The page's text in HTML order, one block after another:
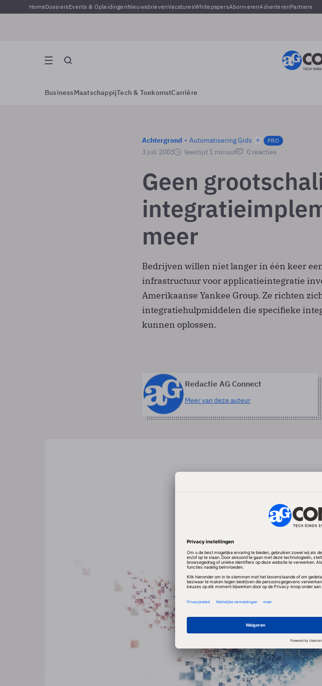
HomeDossiersEvents & OpleidingenNieuwsbrievenVacaturesWhitepapersAbonnerenAdverterenPartners
BusinessMaatschappijTech & ToekomstCarrière
Achtergrond Automatisering Gids PRO
3 juli 2003 leestijd 1 minuut 0 reacties
Geen
meer
Bedrijven willen niet langer in één keer
infrastructuur voor applicatieintegratie
Amerikaanse Yankee Group. Ze richten
integratiehulpmiddelen die specifieke
kunnen oplossen.
Redactie AG Connect
Meer van deze auteur